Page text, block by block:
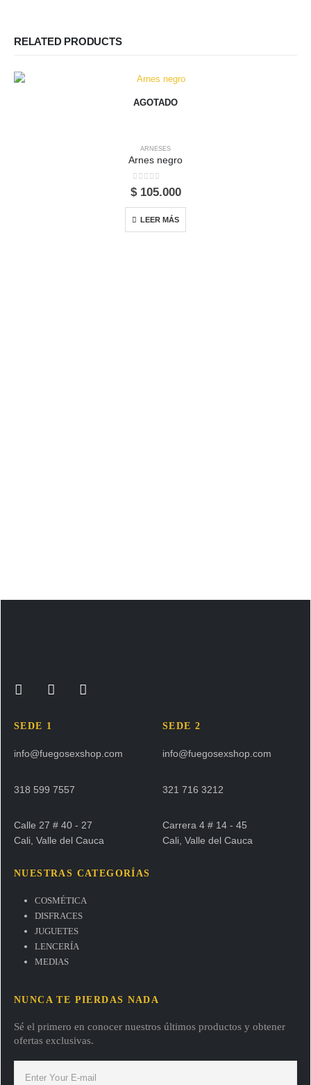
RELATED PRODUCTS
AGOTADO
ARNESES
Arnes negro
0 out of 5
$105.000
LEER MÁS
SEDE 1
info@fuegosexshop.com
318 599 7557
Calle 27 # 40 - 27
Cali, Valle del Cauca
SEDE 2
info@fuegosexshop.com
321 716 3212
Carrera 4 # 14 - 45
Cali, Valle del Cauca
NUESTRAS CATEGORÍAS
COSMÉTICA
DISFRACES
JUGUETES
LENCERÍA
MEDIAS
NUNCA TE PIERDAS NADA
Sé el primero en conocer nuestros últimos productos y obtener
ofertas exclusivas.